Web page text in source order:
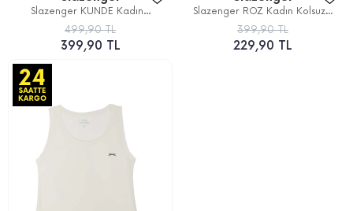
Slazenger KUNDE Kadın...
499,90 TL
399,90 TL
Slazenger ROZ Kadın Kolsuz...
399,90 TL
229,90 TL